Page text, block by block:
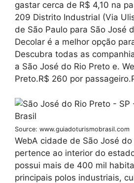
gastar cerca de R$ 4,10 na
209 Distrito Industrial (Via
de São Paulo para São José
Decolar é a melhor opção
Descubra todas as
a São José do Rio Preto e.
Preto.R$ 260 por
Source: www.guiadoturismobrasil.com
WebA cidade de São José do
pertence ao interior do
possui mais de 400 mil
principais polos industriais,